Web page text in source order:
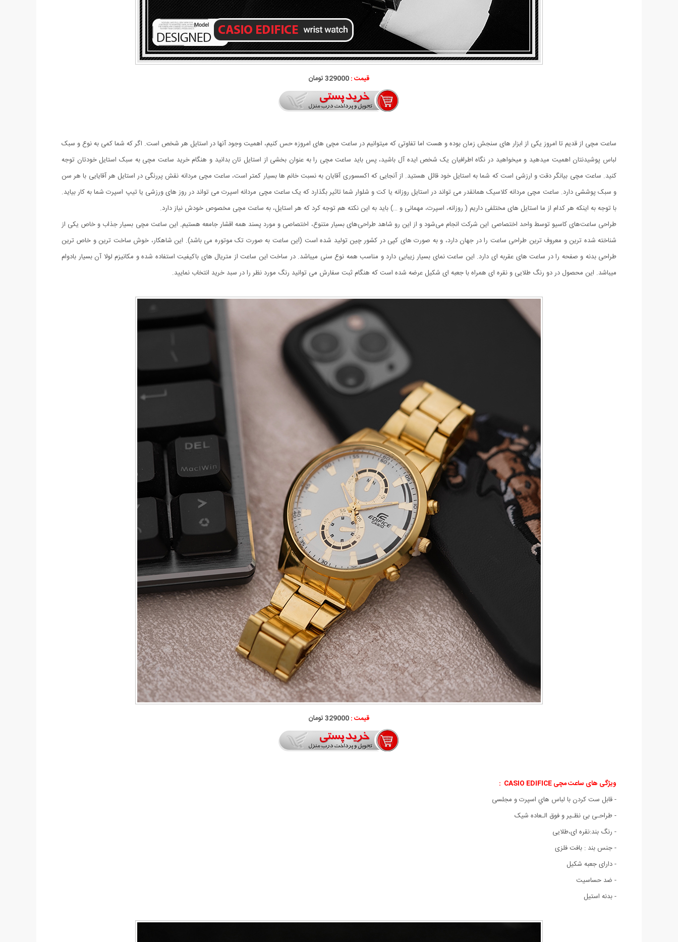
قیمت :329000 تومان
ساعت مچی از قدیم تا امروز یکی از ابزار های سنجش زمان بوده و هست اما تفاوتی که میتوانیم در ساعت مچی های امروزه حس کنیم، اهمیت وجود آنها در استایل هر شخص است. اگر که شما کمی به نوع و سبک
لباس پوشیدنتان اهمیت میدهید و میخواهید در نگاه اطرافیان یک شخص ایده آل باشید، پس باید ساعت مچی را به عنوان بخشی از استایل تان بدانید و هنگام خرید ساعت مچی به سبک استایل خودتان توجه
کنید. ساعت مچی بیانگر دقت و ارزشی است که شما به استایل خود قائل هستید. از آنجایی که اکسسوری آقایان به نسبت خانم ها بسیار کمتر است، ساعت مچی مردانه نقش پررنگی در استایل هر آقایایی با هر سن
و سبک پوششی دارد. ساعت مچی مردانه کلاسیک همانقدر می تواند در استایل روزانه یا کت و شلوار شما تاثیر بگذارد که یک ساعت مچی مردانه اسپرت می تواند در روز های ورزشی یا تیپ اسپرت شما به کار بیاید.
با توجه به اینکه هر کدام از ما استایل های مختلفی داریم ( روزانه، اسپرت، مهمانی و …) باید به این نکته هم توجه کرد که هر استایل، به ساعت مچی مخصوص خودش نیاز دارد.
طراحی ساعت‌های کاسیو توسط واحد اختصاصی این شرکت انجام می‌شود و از این رو شاهد طراحی‌های بسیار متنوع، اختصاصی و مورد پسند همه اقشار جامعه هستیم. این ساعت مچی بسیار جذاب و خاص یکی از
شناخته شده ترین و معروف ترین طراحی ساعت را در جهان دارد، و به صورت های کپی در کشور چین تولید شده است (این ساعت به صورت تک موتوره می باشد). این شاهکار، خوش ساخت ترین و خاص ترین
طراحی بدنه و صفحه را در ساعت های عقربه ای دارد. این ساعت نمای بسیار زیبایی دارد و مناسب همه نوع سنی میباشد. در ساخت این ساعت از متریال های باکیفیت استفاده شده و مکانیزم لولا آن بسیار بادوام
میباشد. این محصول در دو رنگ طلایی و نقره ای همراه با جعبه ای شکیل عرضه شده است که هنگام ثبت سفارش می توانید رنگ مورد نظر را در سبد خرید انتخاب نمایید.
قیمت :329000 تومان
ویژگی های ساعت مچی CASIO EDIFICE :
- قابل ست كردن با لباس هاي اسپرت و مجلسی
- طراحـی بی نظـیر و فوق الـعاده شیک
- رنگ بند:نقره ای،طلایی
- جنس بند : بافت فلزی
- دارای جعبه شکیل
- ضد حساسیت
- بدنه استیل